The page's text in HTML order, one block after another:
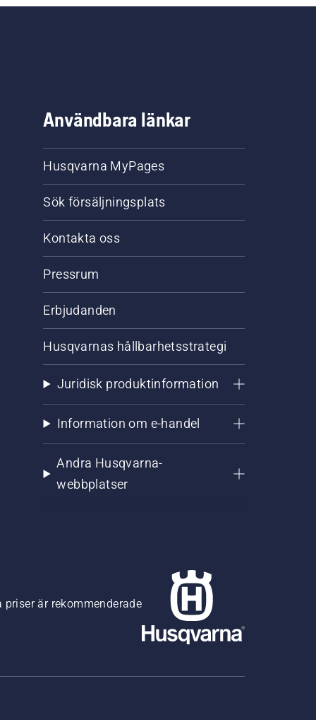
Användbara länkar
Husqvarna MyPages
Sök försäljningsplats
Kontakta oss
Pressrum
Erbjudanden
Husqvarnas hållbarhetsstrategi
Juridisk produktinformation
Information om e-handel
Andra Husqvarna-
webbplatser
är rekommenderade